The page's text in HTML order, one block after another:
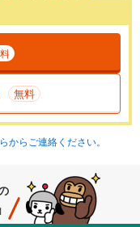
無料
らご連絡ください。